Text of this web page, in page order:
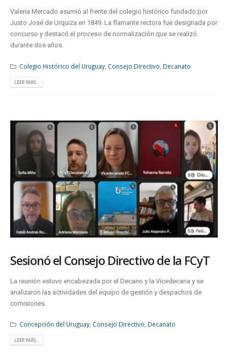
Valeria Mercado asumió al frente del colegio histórico fundado por
Justo José de Urquiza en 1849. La flamante rectora fue designada por
concurso y destacó el proceso de normalización que se realizó
durante dos años.
Colegio Histórico del Uruguay, Consejo Directivo Decanato
LEER MÁS...
Sesionó el Consejo Directivo de la FCyT
La reunión estuvo encabezada por el Decano y la Vicedecana y se
analizaron las actividades del equipo de gestión y despachos de
comisiones.
Concepción del Uruguay, Consejo Directivo, Decanato
LEER MÁS...